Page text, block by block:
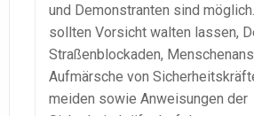
und Demonstranten sind
sollten Vorsicht walten lassen,
Straßenblockaden,
Aufmärsche von
meiden sowie Anweisungen der